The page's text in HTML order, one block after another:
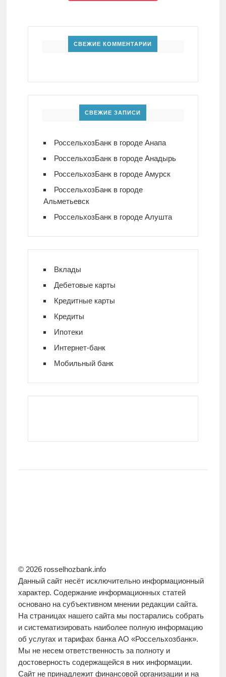
СВЕЖИЕ КОММЕНТАРИИ
СВЕЖИЕ ЗАПИСИ
РоссельхозБанк в городе Анапа
РоссельхозБанк в городе Анадырь
РоссельхозБанк в городе Амурск
РоссельхозБанк в городе
Альметьевск
РоссельхозБанк в городе Алушта
Вклады
Дебетовые карты
Кредитные карты
Кредиты
Ипотеки
Интернет-банк
Мобильный банк
© 2026 rosselhozbank.info
Данный сайт несёт исключительно информационный
характер. Содержание информационных статей
основано на субъективном мнении редакции сайта.
На страницах нашего сайта мы постарались собрать
и систематизировать наиболее полную информацию
об услугах и тарифах банка АО «Россельхозбанк».
Мы не несем ответственность за полноту и
достоверность содержащейся в них информации.
Сайт не принадлежит финансовой организации и на